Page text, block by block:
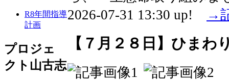
R8年間指導
計画
プロジェ
クト山古志
2026-07-31 13:30 up!
→
【７月２８日】ひまわ